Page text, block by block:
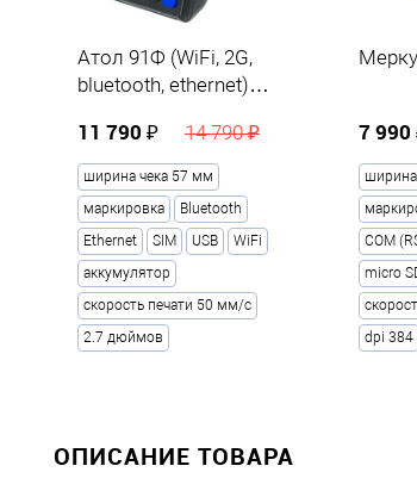
Атол 91Ф (WiFi, 2G,
bluetooth, ethernet)
11 790 ₽ 14 790 ₽
ширина чека 57 мм
маркировка
Bluetooth
Ethernet
SIM USB
WiFi
аккумулятор
скорость печати 50 мм/с
2.7 дюймов
7 990
COM
micro
dpi 384
ОПИСАНИЕ ТОВАРА